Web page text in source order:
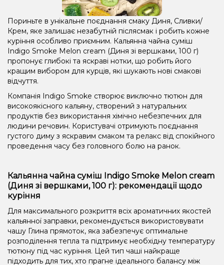
Пориньте в унікальне поєднання смаку Диня, Сливки/
Крем, яке залишає незабутній післясмак і робить кожне
куріння особливо приємним. Кальянна чайна суміш
Indigo Smoke Melon cream (Диня зі вершками, 100 г)
пропонує глибокі та яскраві нотки, що робить його
кращим вибором для курців, які шукають нові смакові
відчуття.
Компанія Indigo Smoke створює виключно тютюн для
високоякісного кальяну, створений з натуральних
продуктів без використання хімічно небезпечних для
людини речовин. Користувачі отримують поєднання
густого диму з яскравим смаком та релакс від спокійного
проведення часу без головного болю на ранок.
Кальянна чайна суміш Indigo Smoke Melon cream
(Диня зі вершками, 100 г): рекомендації щодо
куріння
Для максимального розкриття всіх ароматичних якостей
кальянної заправки, рекомендується використовувати
чашу Глина прямоток, яка забезпечує оптимальне
розподілення тепла та підтримує необхідну температуру
тютюну під час куріння. Цей тип чаші найкраще
підходить для тих, хто прагне ідеального балансу між